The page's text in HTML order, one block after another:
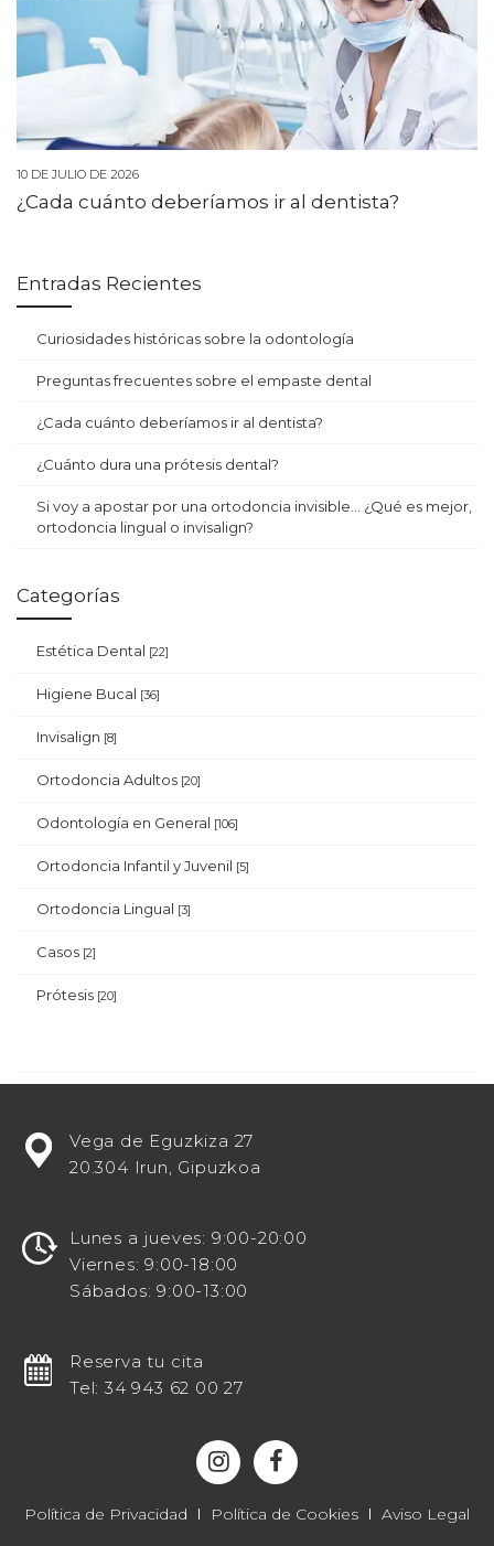
10 DE JULIO DE 2026
¿Cada cuánto deberíamos ir al dentista?
Entradas Recientes
Curiosidades históricas sobre la odontología
Preguntas frecuentes sobre el empaste dental
¿Cada cuánto deberíamos ir al dentista?
¿Cuánto dura una prótesis dental?
Si voy a apostar por una ortodoncia invisible… ¿Qué es mejor,
ortodoncia lingual o invisalign?
Categorías
Estética Dental [22]
Higiene Bucal [36]
Invisalign [8]
Ortodoncia Adultos [20]
Odontología en General [106]
Ortodoncia Infantil y Juvenil [5]
Ortodoncia Lingual [3]
Casos [2]
Prótesis [20]
buscando
potenciar
en
destacado
centro
Vega de Eguzkiza 27
20.304 Irun, Gipuzkoa
Lunes a jueves: 9:00-20:00
Viernes: 9:00-18:00
Sábados: 9:00-13:00
Reserva tu cita
Tel: 34 943 62 00 27
Política de Privacidad Política de Cookies
Aviso Legal